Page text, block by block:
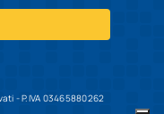
- P.IVA 03465880262